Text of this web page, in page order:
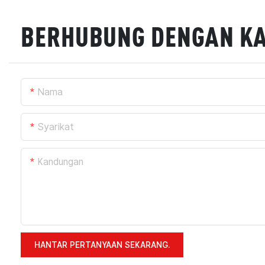
BERHUBUNG DENGAN
Nama
Syarikat
Kandungan
HANTAR PERTANYAAN SEKARANG.